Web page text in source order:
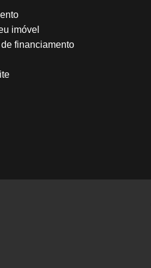
imóvel
financiamento